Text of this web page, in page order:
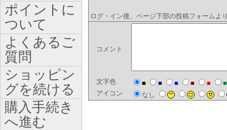
ログ・イン後、ページ下部の投稿フォームよ
コメント
文字色 ■ ■ ■ ■ ■
■
アイコン
なし
ポイントに
ついて
よくあるご
質問
ショッピン
グを続ける
購入手続き
へ進む